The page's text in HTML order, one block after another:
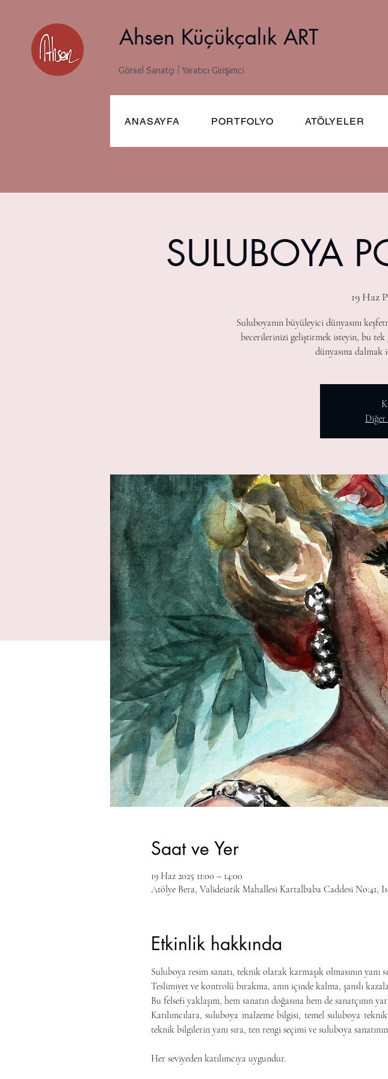
Ahsen Küçükçalık ART
Görsel Sanatçı / Yaratıcı Girişimci
ANASAYFA PORTFOLYO ATÖLYELER
SULUBOYA
19 Haz
Suluboyanın büyüleyici dünyasını
becerilerinizi geliştirmek isteyin, bu
dünyasına
Saat ve Yer
19 Haz 2025 11:00 – 14:00
Atölye Bera, Valideiatik Mahallesi Kartalbaba Caddesi No:41,
Etkinlik hakkında
Suluboya resim sanatı, teknik olarak karmaşık olmasının yanı
Teslimiyet ve kontrolü bırakma, anın içinde kalma, şanslı
Bu felsefi yaklaşım, hem sanatın doğasına hem de sanatçının
Katılımcılara, suluboya malzeme bilgisi, temel suluboya
teknik bilgilerin yanı sıra, ten rengi seçimi ve suluboya
Her seviyeden katılımcıya uygundur.